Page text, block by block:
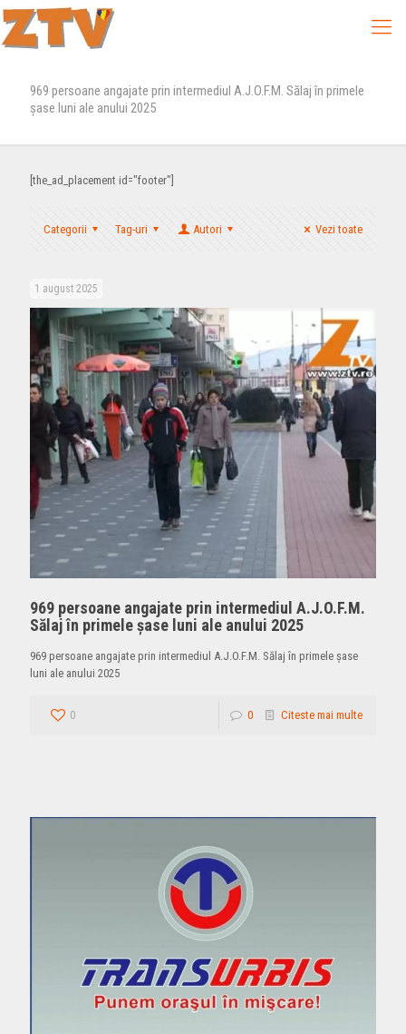
969 persoane angajate prin intermediul A.J.O.F.M. Sălaj în primele
șase luni ale anului 2025
[the_ad_placement id="footer"]
Categorii Tag-uri Autori Vezi toate
1 august 2025
969 persoane angajate prin intermediul A.J.O.F.M.
Sălaj în primele șase luni ale anului 2025
969 persoane angajate prin intermediul A.J.O.F.M. Sălaj în primele șase
luni ale anului 2025
0 0 Citeste mai multe